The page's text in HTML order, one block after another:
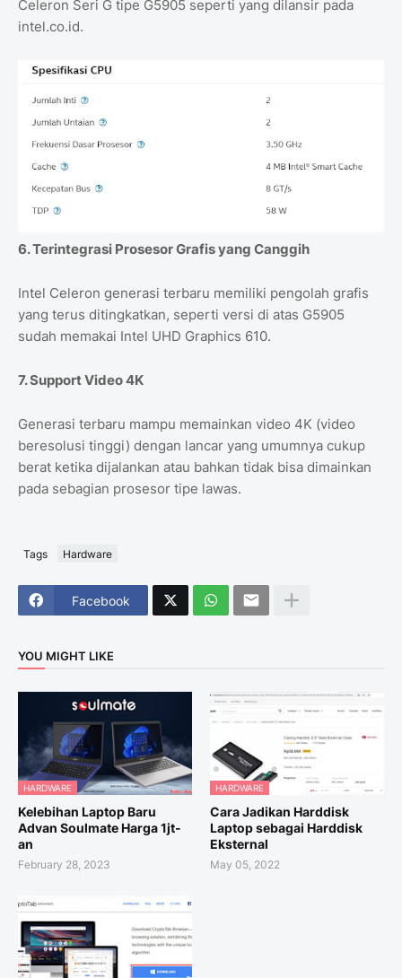
Celeron Seri G tipe G5905 seperti yang dilansir pada
intel.co.id.
6. Terintegrasi Prosesor Grafis yang Canggih
Intel Celeron generasi terbaru memiliki pengolah grafis
yang terus ditingkatkan, seperti versi di atas G5905
sudah memakai Intel UHD Graphics 610.
7. Support Video 4K
Generasi terbaru mampu memainkan video 4K (video
beresolusi tinggi) dengan lancar yang umumnya cukup
berat ketika dijalankan atau bahkan tidak bisa dimainkan
pada sebagian prosesor tipe lawas.
Tags Hardware
Facebook
YOU MIGHT LIKE
HARDWARE
Kelebihan Laptop Baru
Advan Soulmate Harga 1jt-
an
February 28, 2023
HARDWARE
Cara Jadikan Harddisk
Laptop sebagai Harddisk
Eksternal
May 05, 2022